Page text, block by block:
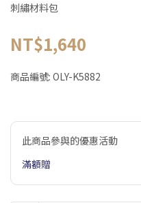
刺繡材料包
NT$1,640
商品編號: OLY-K5882
此商品參與的優惠活動
滿額贈